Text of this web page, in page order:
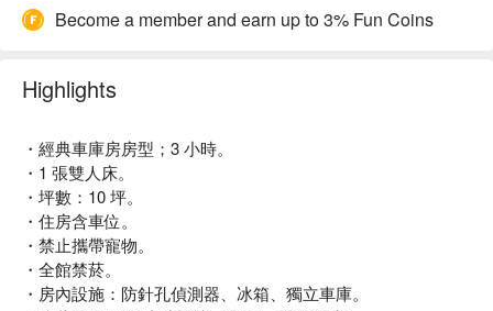
Become a member and earn up to 3% Fun Coins
Highlights
・經典車庫房房型；3 小時。
・1 張雙人床。
・坪數：10 坪。
・住房含車位。
・禁止攜帶寵物。
・全館禁菸。
・房內設施：防針孔偵測器、冰箱、獨立車庫。